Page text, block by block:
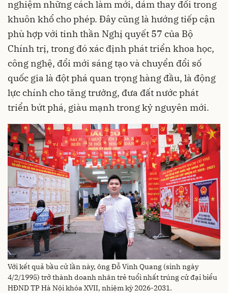
nghiệm những cách làm mới, dám thay đổi trong
khuôn khổ cho phép. Đây cũng là hướng tiếp cận
phù hợp với tinh thần Nghị quyết 57 của Bộ
Chính trị, trong đó xác định phát triển khoa học,
công nghệ, đổi mới sáng tạo và chuyển đổi số
quốc gia là đột phá quan trọng hàng đầu, là động
lực chính cho tăng trưởng, đưa đất nước phát
triển bứt phá, giàu mạnh trong kỷ nguyên mới.
Với kết quả bầu cử lần này, ông Đỗ Vinh Quang (sinh ngày
4/2/1995) trở thành doanh nhân trẻ tuổi nhất trúng cử đại biểu
HĐND TP Hà Nội khóa XVII, nhiệm kỳ 2026-2031.